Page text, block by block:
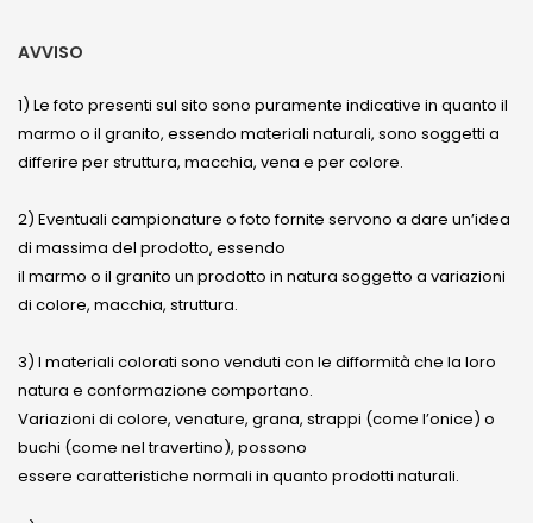
AVVISO
1) Le foto presenti sul sito sono puramente indicative in quanto il
marmo o il granito, essendo materiali naturali, sono soggetti a
differire per struttura, macchia, vena e per colore.
2) Eventuali campionature o foto fornite servono a dare un’idea
di massima del prodotto, essendo
il marmo o il granito un prodotto in natura soggetto a variazioni
di colore, macchia, struttura.
3) I materiali colorati sono venduti con le difformità che la loro
natura e conformazione comportano.
Variazioni di colore, venature, grana, strappi (come l’onice) o
buchi (come nel travertino), possono
essere caratteristiche normali in quanto prodotti naturali.